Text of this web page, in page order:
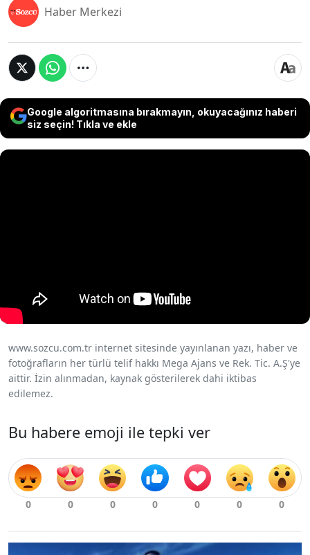
Haber Merkezi
Google algoritmasına bırakmayın, okuyacağınız haberi
siz seçin! Tıkla ve ekle
www.sozcu.com.tr internet sitesinde yayınlanan yazı, haber ve
fotoğrafların her türlü telif hakkı Mega Ajans ve Rek. Tic. A.Ş'ye
aittir. İzin alınmadan, kaynak gösterilerek dahi iktibas
edilemez.
Bu habere emoji ile tepki ver